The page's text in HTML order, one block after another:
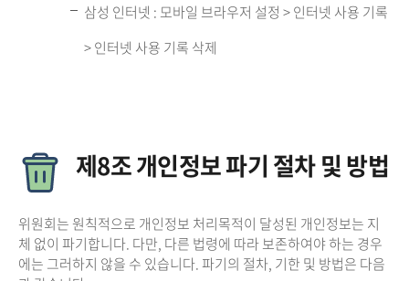
삼성 인터넷 : 모바일 브라우저 설정 > 인터넷 사용 기록
> 인터넷 사용 기록 삭제
제8조 개인정보 파기 절차 및 방법
위원회는 원칙적으로 개인정보 처리목적이 달성된 개인정보는 지
체 없이 파기합니다. 다만, 다른 법령에 따라 보존하여야 하는 경우
에는 그러하지 않을 수 있습니다. 파기의 절차, 기한 및 방법은 다음